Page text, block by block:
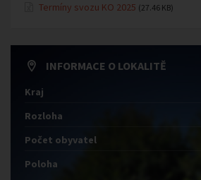
Termíny svozu KO 2025 (27.46 KB)
INFORMACE O LOKALITĚ
Kraj
Rozloha
Počet obyvatel
Poloha